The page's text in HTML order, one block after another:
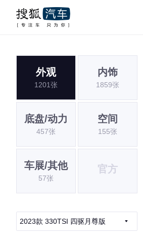
外观
1201张
内饰
1859张
底盘/动力
457张
空间
155张
车展/其他
57张
官方
2023款 330TSI 四驱月尊版